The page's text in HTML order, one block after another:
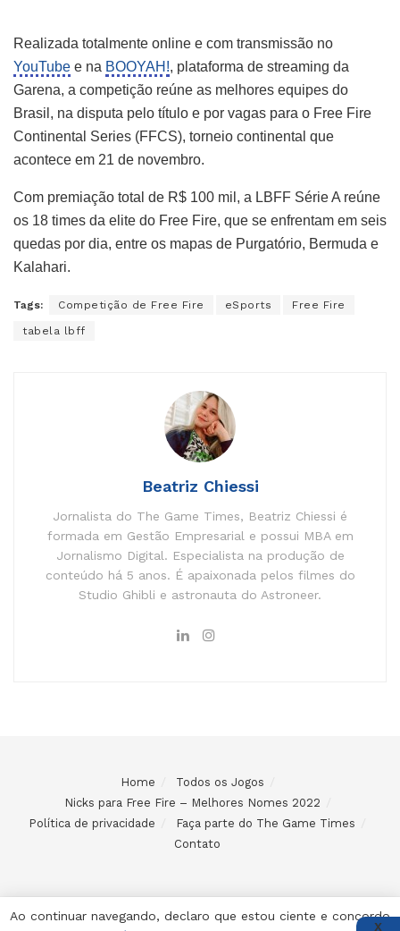
Realizada totalmente online e com transmissão no
YouTube e na BOOYAH!, plataforma de streaming da
Garena, a competição reúne as melhores equipes do
Brasil, na disputa pelo título e por vagas para o Free Fire
Continental Series (FFCS), torneio continental que
acontece em 21 de novembro.
Com premiação total de R$ 100 mil, a LBFF Série A reúne
os 18 times da elite do Free Fire, que se enfrentam em seis
quedas por dia, entre os mapas de Purgatório, Bermuda e
Kalahari.
Tags: Competição de Free Fire eSports Free Fire
tabela lbff
Beatriz Chiessi
Jornalista do The Game Times, Beatriz Chiessi é
formada em Gestão Empresarial e possui MBA em
Jornalismo Digital. Especialista na produção de
conteúdo há 5 anos. É apaixonada pelos filmes do
Studio Ghibli e astronauta do Astroneer.
Home
Todos os Jogos
Nicks para Free Fire – Melhores Nomes 2022
Política de privacidade
Faça parte do The Game Times
Contato
Ao continuar navegando, declaro que estou ciente e concordo
X